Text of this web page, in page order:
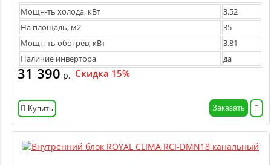
Мощн-ть холода, кВт
3.52
На площадь, м2
35
Мощн-ть обогрев, кВт
3.81
Наличие инвертора
да
31 390 р. Скидка 15%
Купить Заказать